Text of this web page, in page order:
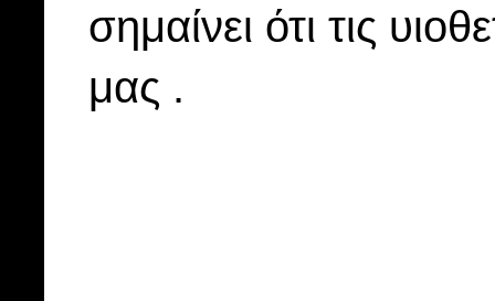
σημαίνει ότι τις
μας .